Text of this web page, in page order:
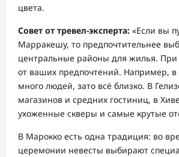
цвета.
Совет от тревел-эксперта: «Если вы
Марракешу, то предпочтительнее
центральные районы для жилья. При
от ваших предпочтений. Например,
много людей, зато всё близко. В
магазинов и средних гостиниц, в
ухоженные скверы и самые крутые
В Марокко есть одна традиция: во
церемонии невесты выбирают